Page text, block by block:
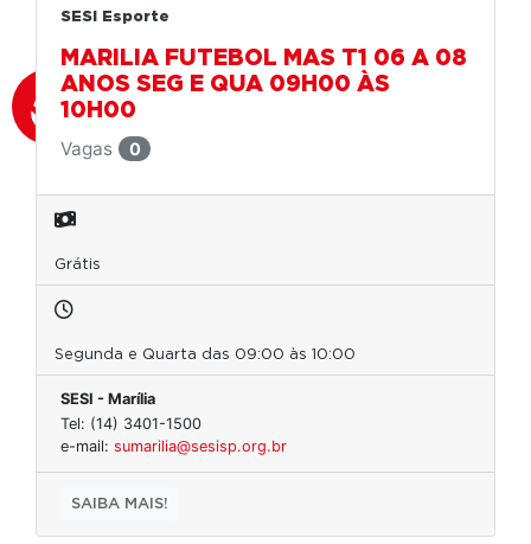
SESI Esporte
MARILIA FUTEBOL MAS T1 06 A 08
ANOS SEG E QUA 09H00 ÀS
10H00
Vagas
0
Grátis
Segunda e Quarta das 09:00 às 10:00
SESI - Marília
Tel: (14) 3401-1500
e-mail: sumarilia@sesisp.org.br
SAIBA MAIS!